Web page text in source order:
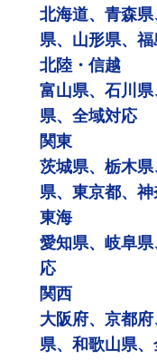
北海道、青森
県、山形県、
北陸・信越
富山県、石川
県、全域対応
関東
茨城県、栃木
県、東京都、
東海
愛知県、岐阜
応
関西
大阪府、京都
県、和歌山県